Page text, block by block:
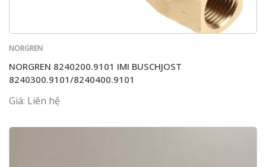
NORGREN
NORGREN 8240200.9101 IMI BUSCHJOST
8240300.9101/8240400.9101
Giá: Liên hệ